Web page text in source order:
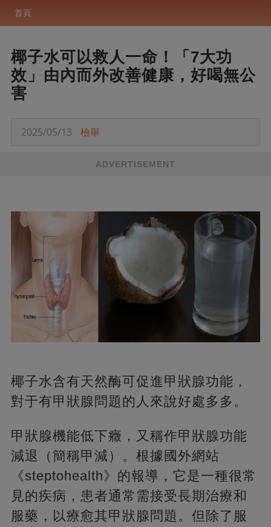
首頁
椰子水可以救人一命！「7大功
效」由內而外改善健康，好喝無公
害
2025/05/13 檢舉
ADVERTISEMENT
椰子水含有天然酶可促進甲狀腺功能，
對于有甲狀腺問題的人來說好處多多。
甲狀腺機能低下癥，又稱作甲狀腺功能
減退（簡稱甲減）。根據國外網站
《steptohealth》的報導，它是一種很常
見的疾病，患者通常需接受長期治療和
服藥，以療愈其甲狀腺問題。但除了服